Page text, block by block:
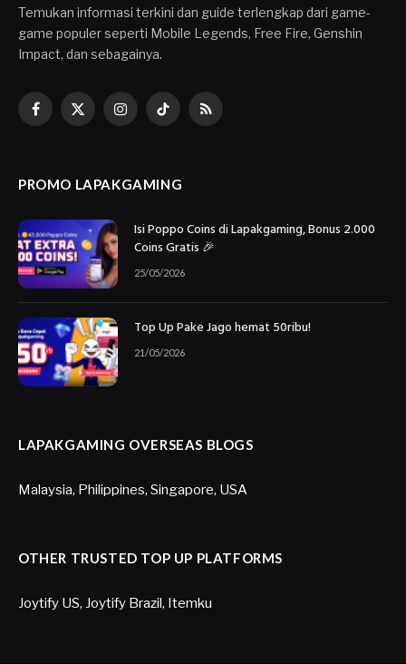
Temukan informasi terkini dan guide terlengkap dari game-
game populer seperti Mobile Legends, Free Fire, Genshin
Impact, dan sebagainya.
Facebook
X
InstagramTikTokRSS
PROMO LAPAKGAMING
Isi Poppo Coins di Lapakgaming, Bonus 2.000
Coins Gratis 🎉
25/05/2026
Top Up Pake Jago hemat 50ribu!
21/05/2026
LAPAKGAMING OVERSEAS BLOGS
Malaysia, Philippines, Singapore, USA
OTHER TRUSTED TOP UP PLATFORMS
Joytify US, Joytify Brazil, Itemku